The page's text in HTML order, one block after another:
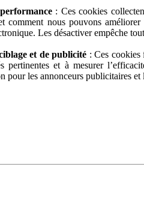
: Ces cookies
comment nous pouvons
Les désactiver empêche
et de publicité : Ces cookies
pertinentes et à mesurer
pour les annonceurs publicitaires